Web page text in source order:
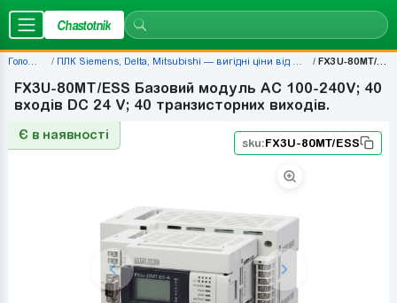
Chastotnik
Головна ПЛК Siemens, Delta, Mitsubishi — вигідні ціни від 677 грн FX3U-80MT/ESS
FX3U-80MT/ESS Базовий модуль AC 100-240V; 40
входів DC 24 V; 40 транзисторних виходів.
Є в наявності
sku:FX3U-80MT/ESS